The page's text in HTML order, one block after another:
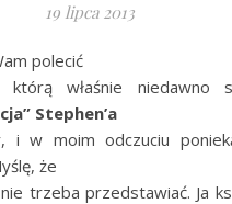
19 lipca 2013
polecić
właśnie niedawno
Stephen’a
i w moim odczuciu
że
trzeba przedstawiać. Ja